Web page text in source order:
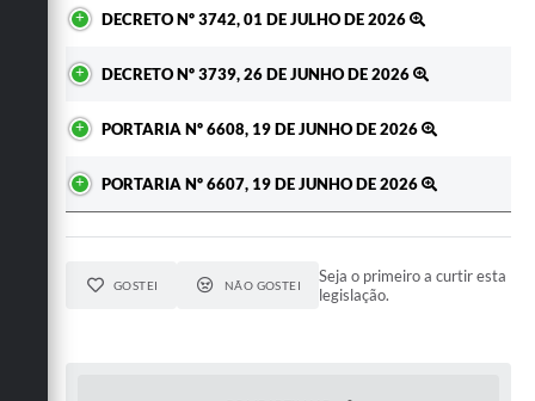
DECRETO Nº 3742, 01 DE JULHO DE 2026
DECRETO Nº 3739, 26 DE JUNHO DE 2026
PORTARIA Nº 6608, 19 DE JUNHO DE 2026
PORTARIA Nº 6607, 19 DE JUNHO DE 2026
GOSTEI NÃO GOSTEI
Seja o primeiro a curtir esta
legislação.